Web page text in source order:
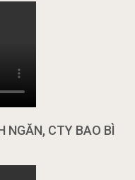
NGĂN, CTY BAO BÌ